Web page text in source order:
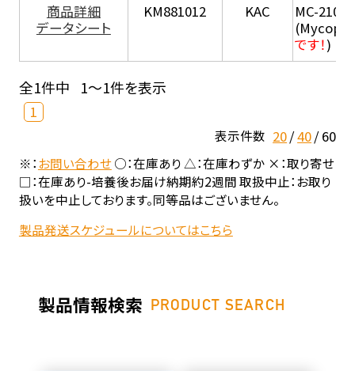
商品詳細
データシート
KM881012 KAC
MC-210 (
です！)
全1件中 1～1件を表示
1
表示件数 20 40 60
※：お問い合わせ○：在庫あり △：在庫わずか ×：取り寄せ
□：在庫あり-培養後お届け納期約2週間 取扱中止：お取り
扱いを中止しております。同等品はございません。
製品発送スケジュールについてはこちら
製品情報検索 PRODUCT SEARCH